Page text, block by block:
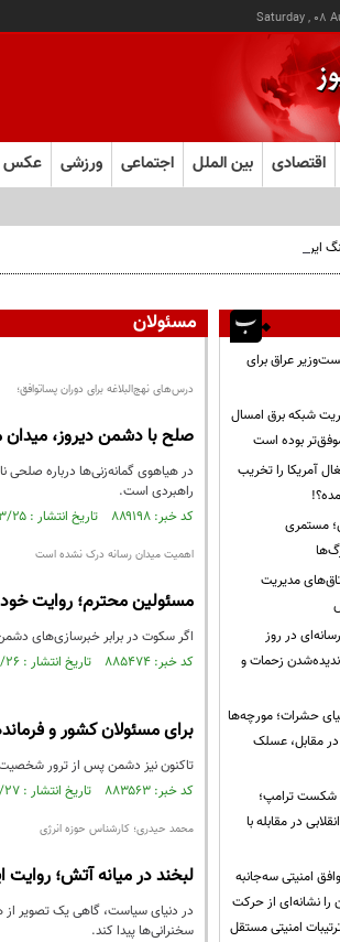
Saturday , 08
اقتصادی بین الملل اجتماعی ورزشی عکس
اشتغال آمریکا را تخریب کرد؛ ترامپ از کدام سیاره آمده؟!
مسئولان
درس‌های نهج‌البلاغه برای دوران پساتوافق؛
صلح با دشمن دیروز،
در هیاهوی گمانه‌زنی‌ها درباره صلحی
راهبردی است.
کد خبر: ۸۸۹۱۹۸ تاریخ انتشار : ۱۴۰۵/۰۳/۲۵
اهمیت میدان رسانه درک نشده است
مسئولین محترم؛ روایت خود
اگر سکوت در برابر خبرسازی‌های
کد خبر: ۸۸۵۴۷۴ تاریخ انتشار : ۱۴۰۵/۰۱/۲۶
برای مسئولان‌ کشور و فرماندهان نظامی ۳ تا ۷ سطح
تاکنون نیز دشمن پس از ترور
کد خبر: ۸۸۳۵۶۳ تاریخ انتشار : ۱۴۰۴/۱۲/۲۷
محمد حیدری؛ کارشناس حوزه انرژی
لبخند در میانه آتش؛
در دنیای سیاست، گاهی یک تصویر از
سخنرانی‌ها پیدا کند.
عراق برای
شبکه برق امسال
بوده است
آمریکا را تخریب
مستمری
مدیریت
در روز
ندیده‌شدن زحمات و
حشرات؛ مورچه‌ها
در مقابل، عسلک
شکست ترامپ؛
در مقابله با
امنیتی سه‌جانبه
را نشانه‌ای از حرکت
امنیتی مستقل